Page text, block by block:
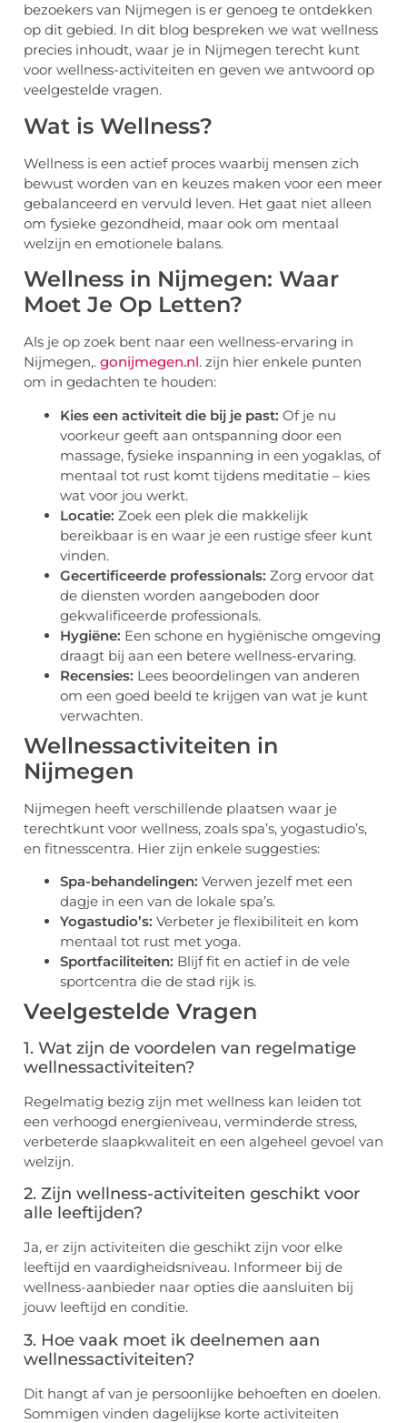
bezoekers van Nijmegen is er genoeg te ontdekken
op dit gebied. In dit blog bespreken we wat wellness
precies inhoudt, waar je in Nijmegen terecht kunt
voor wellness-activiteiten en geven we antwoord op
veelgestelde vragen.
Wat is Wellness?
Wellness is een actief proces waarbij mensen zich
bewust worden van en keuzes maken voor een meer
gebalanceerd en vervuld leven. Het gaat niet alleen
om fysieke gezondheid, maar ook om mentaal
welzijn en emotionele balans.
Wellness in Nijmegen: Waar
Moet Je Op Letten?
Als je op zoek bent naar een wellness-ervaring in
Nijmegen,. gonijmegen.nl. zijn hier enkele punten
om in gedachten te houden:
Kies een activiteit die bij je past: Of je nu
voorkeur geeft aan ontspanning door een
massage, fysieke inspanning in een yogaklas, of
mentaal tot rust komt tijdens meditatie – kies
wat voor jou werkt.
Locatie: Zoek een plek die makkelijk
bereikbaar is en waar je een rustige sfeer kunt
vinden.
Gecertificeerde professionals: Zorg ervoor dat
de diensten worden aangeboden door
gekwalificeerde professionals.
Hygiëne: Een schone en hygiënische omgeving
draagt bij aan een betere wellness-ervaring.
Recensies: Lees beoordelingen van anderen
om een goed beeld te krijgen van wat je kunt
verwachten.
Wellnessactiviteiten in
Nijmegen
Nijmegen heeft verschillende plaatsen waar je
terechtkunt voor wellness, zoals spa’s, yogastudio’s,
en fitnesscentra. Hier zijn enkele suggesties:
Spa-behandelingen: Verwen jezelf met een
dagje in een van de lokale spa’s.
Yogastudio’s: Verbeter je flexibiliteit en kom
mentaal tot rust met yoga.
Sportfaciliteiten: Blijf fit en actief in de vele
sportcentra die de stad rijk is.
Veelgestelde Vragen
1. Wat zijn de voordelen van regelmatige
wellnessactiviteiten?
Regelmatig bezig zijn met wellness kan leiden tot
een verhoogd energieniveau, verminderde stress,
verbeterde slaapkwaliteit en een algeheel gevoel van
welzijn.
2. Zijn wellness-activiteiten geschikt voor
alle leeftijden?
Ja, er zijn activiteiten die geschikt zijn voor elke
leeftijd en vaardigheidsniveau. Informeer bij de
wellness-aanbieder naar opties die aansluiten bij
jouw leeftijd en conditie.
3. Hoe vaak moet ik deelnemen aan
wellnessactiviteiten?
Dit hangt af van je persoonlijke behoeften en doelen.
Sommigen vinden dagelijkse korte activiteiten